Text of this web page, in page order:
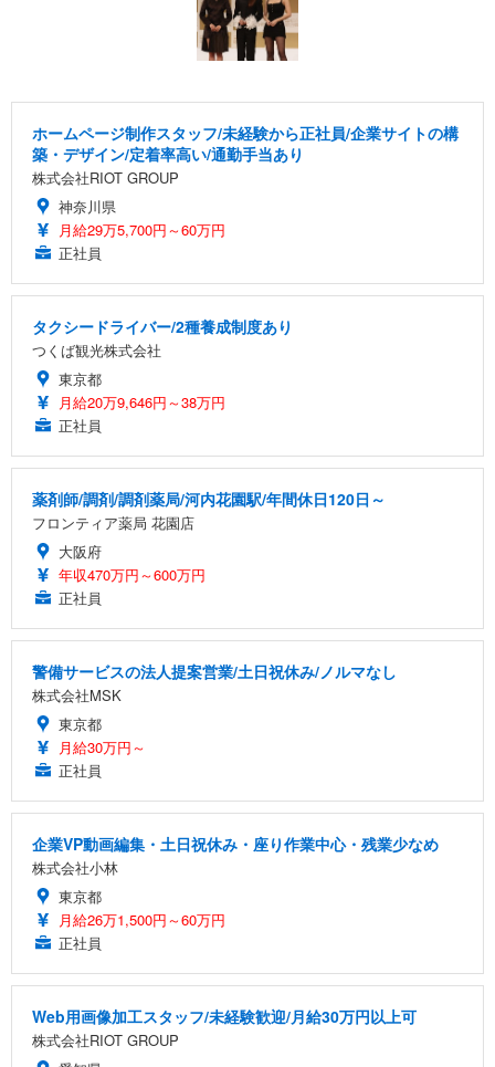
ホームページ制作スタッフ/未経験から正社員/企業サイトの構
築・デザイン/定着率高い/通勤手当あり
株式会社RIOT GROUP
神奈川県
月給29万5,700円～60万円
正社員
タクシードライバー/2種養成制度あり
つくば観光株式会社
東京都
月給20万9,646円～38万円
正社員
薬剤師/調剤/調剤薬局/河内花園駅/年間休日120日～
フロンティア薬局 花園店
大阪府
年収470万円～600万円
正社員
警備サービスの法人提案営業/土日祝休み/ノルマなし
株式会社MSK
東京都
月給30万円～
正社員
企業VP動画編集・土日祝休み・座り作業中心・残業少なめ
株式会社小林
東京都
月給26万1,500円～60万円
正社員
Web用画像加工スタッフ/未経験歓迎/月給30万円以上可
株式会社RIOT GROUP